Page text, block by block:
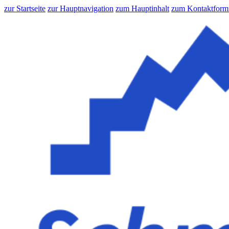
zur Startseite zur Hauptnavigation zum Hauptinhalt zum